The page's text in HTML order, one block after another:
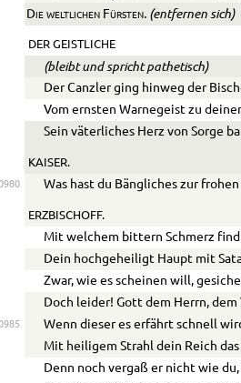
Die weltlichen Fürsten. (entfernen sich)
DER GEISTLICHE
(bleibt und spricht pathetisch)
Der Canzler ging hinweg der
Vom ernsten Warnegeist zu
Sein väterliches Herz von Sorge
KAISER.
Was hast du Bängliches zur
ERZBISCHOFF.
Mit welchem bittern Schmerz
Dein hochgeheiligt Haupt mit
Zwar, wie es scheinen will,
Doch leider! Gott dem Herrn,
Wenn dieser es erfährt schnell
Mit heiligem Strahl dein Reich
Denn noch vergaß er nicht wie